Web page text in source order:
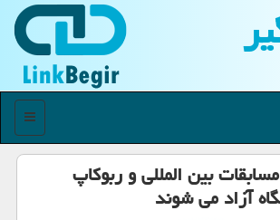
منو
بین المللی و ربوكاپ
آزاد می شوند